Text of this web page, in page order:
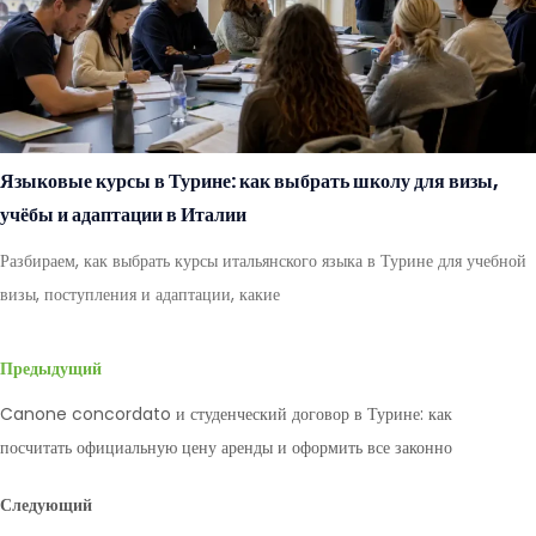
Языковые курсы в Турине: как выбрать школу для визы,
учёбы и адаптации в Италии
Разбираем, как выбрать курсы итальянского языка в Турине для учебной
визы, поступления и адаптации, какие
Предыдущий
Canone concordato и студенческий договор в Турине: как
посчитать официальную цену аренды и оформить все законно
Следующий